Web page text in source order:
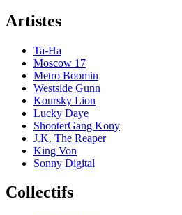
Artistes
Ta-Ha
Moscow 17
Metro Boomin
Westside Gunn
Koursky Lion
Lucky Daye
ShooterGang Kony
J.K. The Reaper
King Von
Sonny Digital
Collectifs